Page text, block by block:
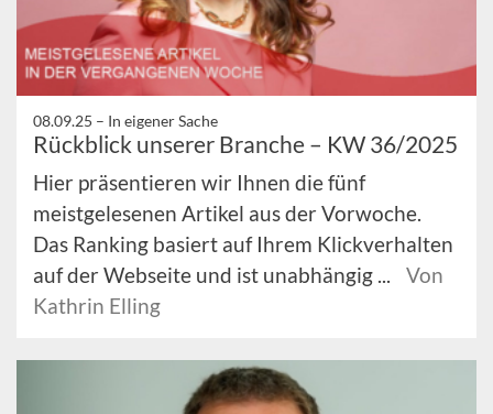
08.09.25 – In eigener Sache
Rückblick unserer Branche – KW 36/2025
Hier präsentieren wir Ihnen die fünf
meistgelesenen Artikel aus der Vorwoche.
Das Ranking basiert auf Ihrem Klickverhalten
auf der Webseite und ist unabhängig ...
Von
Kathrin Elling